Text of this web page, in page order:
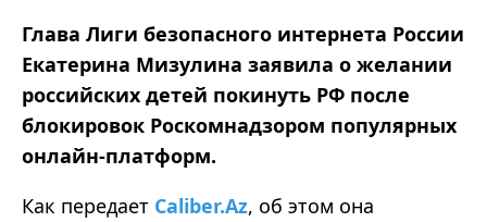
Глава Лиги безопасного интернета России
Екатерина Мизулина заявила о желании
российских детей покинуть РФ после
блокировок Роскомнадзором популярных
онлайн-платформ.
Как передает Caliber.Az, об этом она